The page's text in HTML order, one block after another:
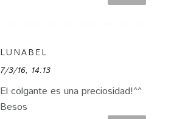
LUNABEL
7/3/16, 14:13
El colgante es una preciosidad!^^
Besos